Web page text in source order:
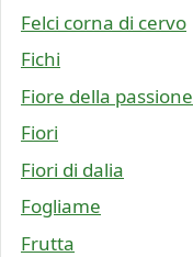
Felci corna di cervo
Fichi
Fiore della passione
Fiori
Fiori di dalia
Fogliame
Frutta